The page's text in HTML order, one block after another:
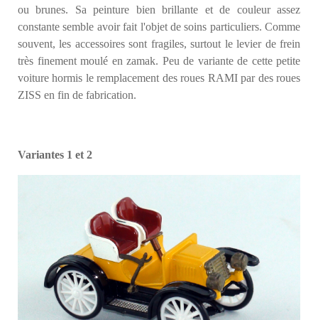
ou brunes. Sa peinture bien brillante et de couleur assez
constante semble avoir fait l'objet de soins particuliers. Comme
souvent, les accessoires sont fragiles, surtout le levier de frein
très finement moulé en zamak. Peu de variante de cette petite
voiture hormis le remplacement des roues RAMI par des roues
ZISS en fin de fabrication.
Variantes 1 et 2